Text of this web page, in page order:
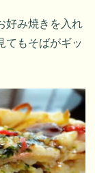
好み焼きを入れ
てもそばがギッ